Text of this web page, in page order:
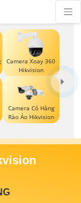
Camera Xoay 360
Hikvision
Camera Có Hàng
Rào Ảo Hikvision